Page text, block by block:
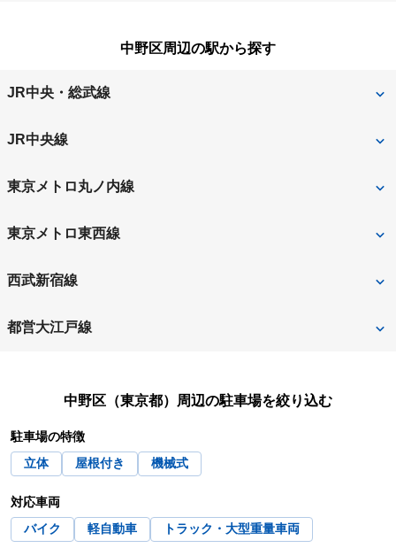
狛江市
東久留米市
東村山市
日野市
福生市
中野区周辺の駅から探す
JR中央・総武線
中野
JR中央線
中野
東京メトロ丸ノ内線
中野坂上
中野新橋
東京メトロ東西線
中野
西武新宿線
新井薬師前
都営大江戸線
中野区（東京都） 周辺の駐車場を絞り込む
駐車場の特徴
立体
屋根付き 機械式
対応車両
バイク
軽自動車 トラック・大型重量車両